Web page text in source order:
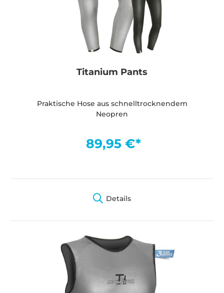
Titanium Pants
Praktische Hose aus schnelltrocknendem
Neopren
89,95 €*
Details